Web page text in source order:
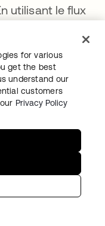
utilisant le flux
des
pour
longue durée,
et
La
un nouvel onglet
au niveau de
garantir que
for various
get the best
understand our
customers
Privacy Policy